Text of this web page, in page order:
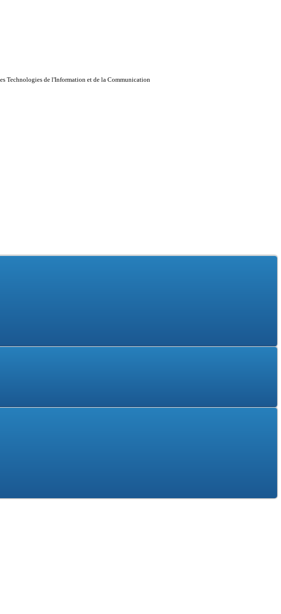
Technologies de l'Information et de la Communication